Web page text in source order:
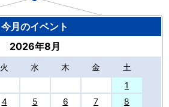
今月のイベント
2026年8月
火 水 木 金
土
1
4 5 6 7
8